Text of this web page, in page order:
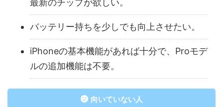
最新のチップが欲しい。
バッテリー持ちを少しでも向上させたい。
iPhoneの基本機能があれば十分で、Proモデ
ルの追加機能は不要。
向いていない人